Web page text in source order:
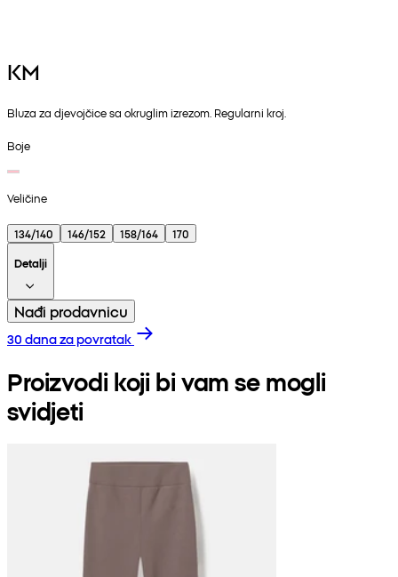
KM
Bluza za djevojčice sa okruglim izrezom. Regularni kroj.
Boje
Veličine
134/140 146/152 158/164
170
Detalji
Nađi prodavnicu
30 dana za povratak
Proizvodi koji bi vam se mogli
svidjeti